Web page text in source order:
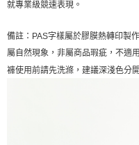
就專業級競速表現。
備註：PAS字樣屬於膠膜熱轉印製
屬自然現象，非屬商品瑕疵，不適
褲使用前請先洗滌，建議深淺色分